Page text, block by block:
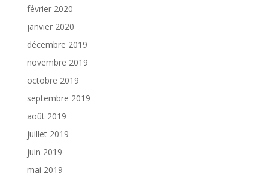
février 2020
janvier 2020
décembre 2019
novembre 2019
octobre 2019
septembre 2019
août 2019
juillet 2019
juin 2019
mai 2019